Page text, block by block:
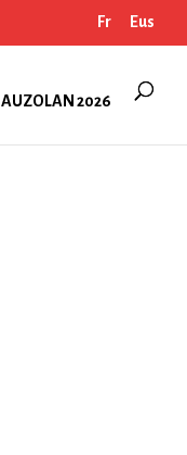
Fr Eus
AUZOLAN 2026